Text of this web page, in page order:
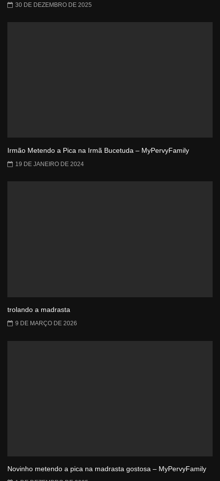
30 DE DEZEMBRO DE 2025
Irmão Metendo a Pica na Irmã Bucetuda – MyPervyFamily
19 DE JANEIRO DE 2024
trolando a madrasta
9 DE MARÇO DE 2026
Novinho metendo a pica na madrasta gostosa – MyPervyFamily